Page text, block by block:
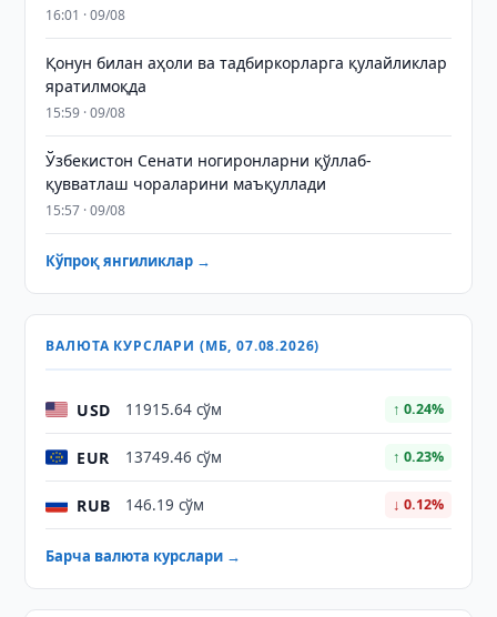
16:01 · 09/08
Қонун билан аҳоли ва тадбиркорларга қулайликлар
яратилмоқда
15:59 · 09/08
Ўзбекистон Сенати ногиронларни қўллаб-
қувватлаш чораларини маъқуллади
15:57 · 09/08
Кўпроқ янгиликлар →
ВАЛЮТА КУРСЛАРИ (МБ, 07.08.2026)
USD 11915.64 сўм ↑ 0.24%
EUR 13749.46 сўм ↑ 0.23%
RUB 146.19 сўм ↓ 0.12%
Барча валюта курслари →